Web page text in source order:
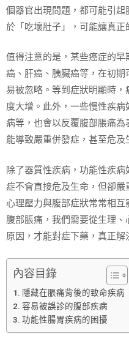
個器官出現問題，都可能引
於「吃壞肚子」，可能讓真正
值得注意的是，某些癌症的
癌、肝癌、胰臟癌等，在初
易被忽略。等到症狀明顯時
度大增。此外，一些慢性疾
病等，也會以反覆腹部脹痛
能導致嚴重併發症，甚至危及
除了器質性疾病，功能性疾
症不會直接危及生命，但卻嚴
心理壓力與腹部症狀常常相
腹部脹痛，我們需要從生理
原因，才能對症下藥，真正解
內容目錄
隱藏在脹痛背後的致命疾病
容易被誤診的腹部疾病
功能性腸胃疾病的困擾